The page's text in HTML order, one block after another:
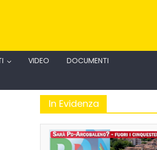
VIDEO
DOCUMENTI
In Evidenza